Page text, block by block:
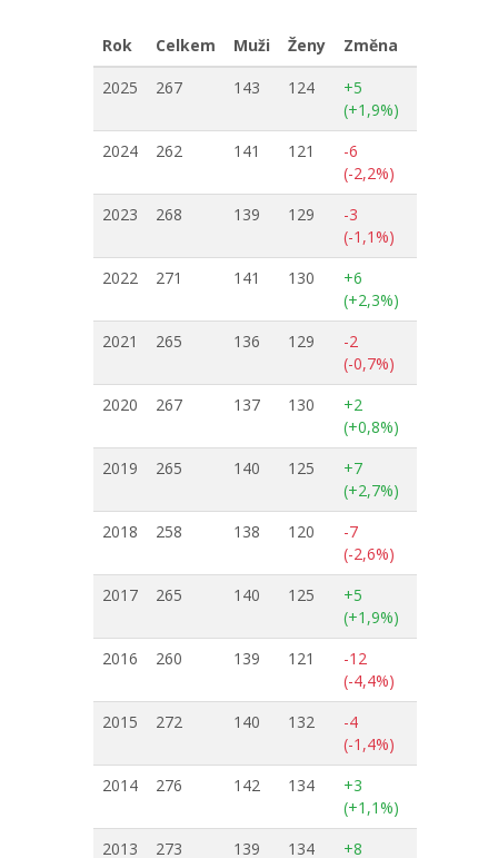
Rok Celkem Muži Ženy
Změna
2025
267 143 124
+5
(+1,9%)
2024
262 141 121
-6
(-2,2%)
2023
268 139 129
-3
(-1,1%)
2022
271 141 130
+6
(+2,3%)
2021
265 136 129
-2
(-0,7%)
2020
267 137 130
+2
(+0,8%)
2019
265 140 125
+7
(+2,7%)
2018
258 138 120
-7
(-2,6%)
2017
265 140 125
+5
(+1,9%)
2016
260 139 121
-12
(-4,4%)
2015
272 140 132
-4
(-1,4%)
2014
276 142 134
+3
(+1,1%)
2013
273 139 134 +8